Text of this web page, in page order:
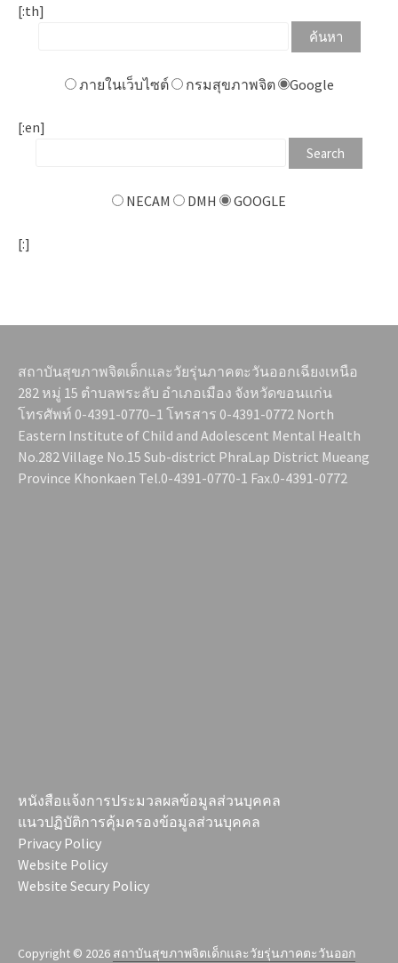
[:th]
ภายในเว็บไซต์ กรมสุขภาพจิต Google
[:en]
NECAM DMH GOOGLE
[:]
สถาบันสุขภาพจิตเด็กและวัยรุ่นภาคตะวันออกเฉียงเหนือ
282 หมู่ 15 ตำบลพระลับ อำเภอเมือง จังหวัดขอนแก่น
โทรศัพท์ 0-4391-0770–1 โทรสาร 0-4391-0772 North
Eastern Institute of Child and Adolescent Mental Health
No.282 Village No.15 Sub-district PhraLap District Mueang
Province Khonkaen Tel.0-4391-0770-1 Fax.0-4391-0772
หนังสือแจ้งการประมวลผลข้อมูลส่วนบุคคล
แนวปฏิบัติการคุ้มครองข้อมูลส่วนบุคคล
Privacy Policy
Website Policy
Website Secury Policy
Copyright © 2026 สถาบันสุขภาพจิตเด็กและวัยรุ่นภาคตะวันออก